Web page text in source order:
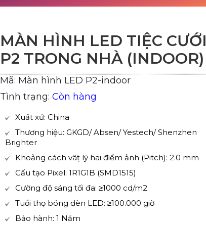
MÀN HÌNH LED TIỆC CƯỚI
P2 TRONG NHÀ (INDOOR)
Mã: Màn hình LED P2-indoor
Tình trạng: Còn hàng
Xuất xứ: China
Thương hiệu: GKGD/ Absen/ Yestech/ Shenzhen
Brighter
Khoảng cách vâṭ lý hai điểm ảnh (Pitch): 2.0 mm
Cấu tạo Pixel: 1R1G1B (SMD1515)
Cường độ sáng tối đa: ≥1000 cd/m2
Tuổi thọ bóng đèn LED: ≥100.000 giờ
Bảo hành: 1 Năm